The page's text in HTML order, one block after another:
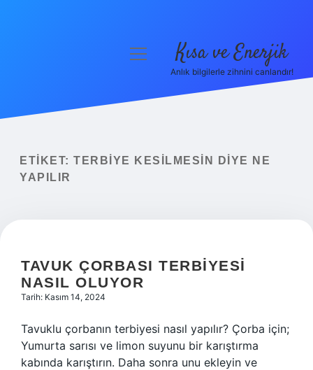
Yasal Uyarı
menüyü
Kısa ve Enerjik
Anlık bilgilerle zihnini canlandır!
ETIKET: TERBIYE KESILMESIN DIYE NE
YAPILIR
TAVUK ÇORBASI TERBIYESI
NASIL OLUYOR
Tarih: Kasım 14, 2024
Tavuklu çorbanın terbiyesi nasıl yapılır? Çorba için;
Yumurta sarısı ve limon suyunu bir karıştırma
kabında karıştırın. Daha sonra unu ekleyin ve